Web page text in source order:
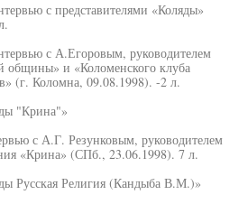
с представителями «Коляды»
с А.Егоровым, руководителем
общины» и «Коломенского клуба
(г. Коломна, 09.08.1998). -2 л.
"Крина"»
с А.Г. Резунковым, руководителем
«Крина» (СПб., 23.06.1998). 7 л.
Русская Религия (Кандыба В.М.)»